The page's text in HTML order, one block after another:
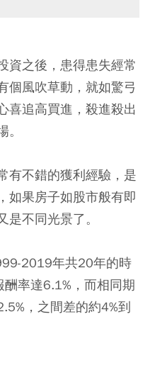
資之後，患得患失經常
個風吹草動，就如驚弓
喜追高買進，殺進殺出
有不錯的獲利經驗，是
如果房子如股市般有即
不同光景了。
2019年共20年的時
率達6.1%，而相同期
，之間差的約4%到